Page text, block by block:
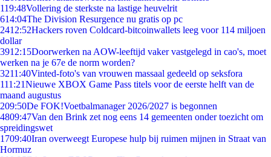
119:48Vollering de sterkste na lastige heuvelrit
614:04The Division Resurgence nu gratis op pc
2412:52Hackers roven Coldcard-bitcoinwallets leeg voor 114 miljoen
dollar
3912:15Doorwerken na AOW-leeftijd vaker vastgelegd in cao's, moet
werken na je 67e de norm worden?
3211:40Vinted-foto's van vrouwen massaal gedeeld op seksfora
111:21Nieuwe XBOX Game Pass titels voor de eerste helft van de
maand augustus
209:50De FOK!Voetbalmanager 2026/2027 is begonnen
4809:47Van den Brink zet nog eens 14 gemeenten onder toezicht om
spreidingswet
1709:40Iran overweegt Europese hulp bij ruimen mijnen in Straat van
Hormuz